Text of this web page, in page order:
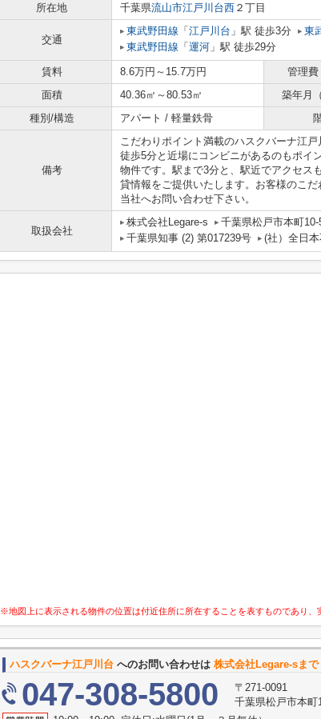
所在地 千葉県流山市江戸川台西 ２丁目
交通
東武野田線 「 江戸川台 」駅 徒歩3分 東
東武野田線 「 運河 」駅 徒歩29分
賃料 8.6万円～15.7万円 管理費
面積
40.36㎡～80.53㎡ 築年月
種別/構造
アパート / 軽量鉄骨
備考
こだわりポイント満載のハスクバーナ江
徒歩5分と近場にコンビニがあるのもポイ
物件です。駅まで3分と、駅近でアクセス
貸情報をご提供いたします。お客様のこ
当社へお問い合わせ下さい。
取扱会社
株式会社Legare-s 千葉県松戸市本町
千葉県知事 (2) 第017239号
(社）全日
※地図上に表示される物件の位置は付近住所に所在することを表すものであり、
ハスクバーナ江戸川台 へのお問い合わせは 株式会社Legare-sまで
047-308-5800
〒271-0091
千葉県松戸市本